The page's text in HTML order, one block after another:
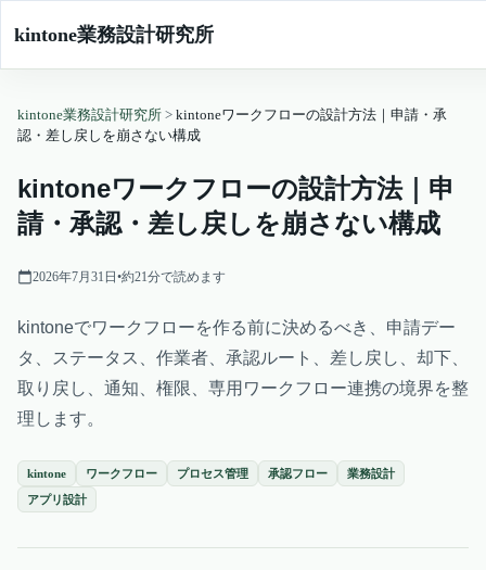
kintone業務設計研究所
kintone業務設計研究所 > kintoneワークフローの設計方法｜申請・承
認・差し戻しを崩さない構成
kintoneワークフローの設計方法｜申
請・承認・差し戻しを崩さない構成
2026年7月31日 •約21分で読めます
kintoneでワークフローを作る前に決めるべき、申請デー
タ、ステータス、作業者、承認ルート、差し戻し、却下、
取り戻し、通知、権限、専用ワークフロー連携の境界を整
理します。
kintone ワークフロー プロセス管理 承認フロー
業務設計
アプリ設計